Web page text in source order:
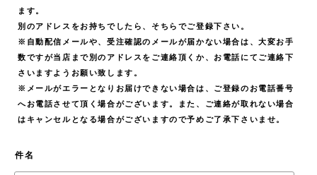
ます。
別のアドレスをお持ちでしたら、そちらでご登録下さい。
※自動配信メールや、受注確認のメールが届かない場合は、大変お手
数ですが当店まで別のアドレスをご連絡頂くか、お電話にてご連絡下
さいますようお願い致します。
※メールがエラーとなりお届けできない場合は、ご登録のお電話番号
へお電話させて頂く場合がございます。また、ご連絡が取れない場合
はキャンセルとなる場合がございますので予めご了承下さいませ。
件名